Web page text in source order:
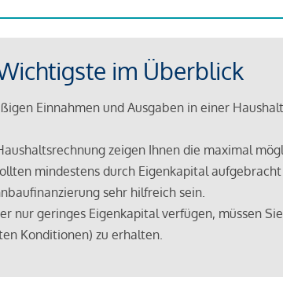
im Überblick
Einnahmen und Ausgaben in einer
zeigen Ihnen die maximal
mindestens durch Eigenkapital
sehr hilfreich sein.
nur geringes Eigenkapital verfügen, müssen
Konditionen) zu erhalten.